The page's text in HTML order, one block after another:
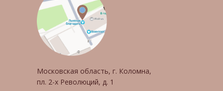
Московская область, г. Коломна,
пл. 2-х Революций, д. 1